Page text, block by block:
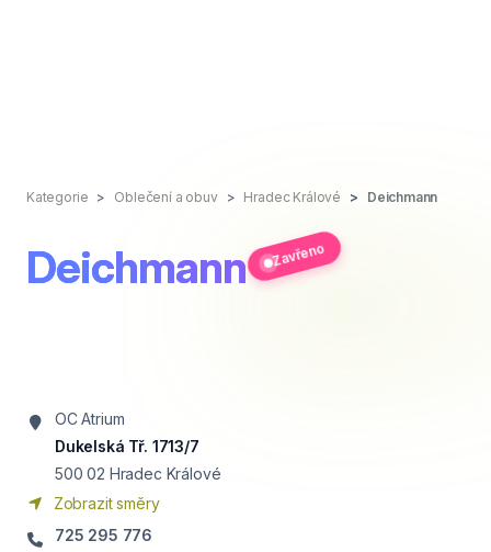
Kategorie Oblečení a obuv Hradec Králové Deichmann
Deichmann Zavřeno
OC Atrium
Dukelská Tř. 1713/7
500 02 Hradec Králové
Zobrazit směry
725 295 776